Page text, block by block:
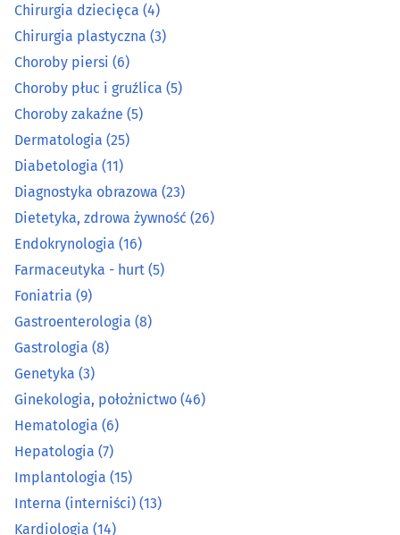
Farmaceutyka - hurt
Foniatria (9)
Gastroenterologia(8)
Gastrologia(8)
Ginekologia, położnictwo
Hematologia
Hepatologia(7)
Implantologia (15)
Interna (interniści)
Kardiologia(14)
Laboratoria analityczne
Chirurgia dziecięca (4)
Chirurgia plastyczna (3)
Choroby piersi (6)
Choroby płuc i gruźlica (5)
Choroby zakaźne (5)
Dermatologia (25)
Diabetologia (11)
Diagnostyka obrazowa (23)
Dietetyka, zdrowa żywność (26)
Endokrynologia (16)
Farmaceutyka - hurt (5)
Foniatria (9)
Gastroenterologia (8)
Gastrologia (8)
Genetyka (3)
Ginekologia, położnictwo (46)
Hematologia (6)
Hepatologia (7)
Implantologia (15)
Interna (interniści) (13)
Kardiologia (14)